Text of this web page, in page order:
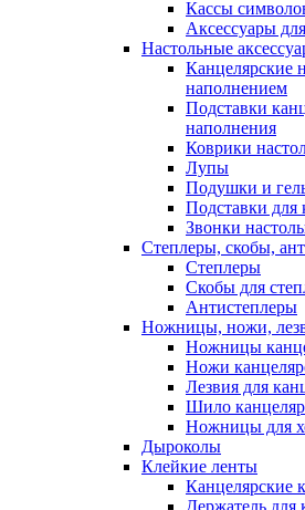
Кассы
Аксессуары
Настольные
Канцелярские
наполнением
Подставки
наполнения
Коврики
Лупы
Подушки и
Подставки для
Звонки
Степлеры, скобы,
Степлеры
Скобы для
Антистеплеры
Ножницы, ножи,
Ножницы
Ножи
Лезвия для
Шило
Ножницы для
Дыроколы
Клейкие ленты
Канцелярские